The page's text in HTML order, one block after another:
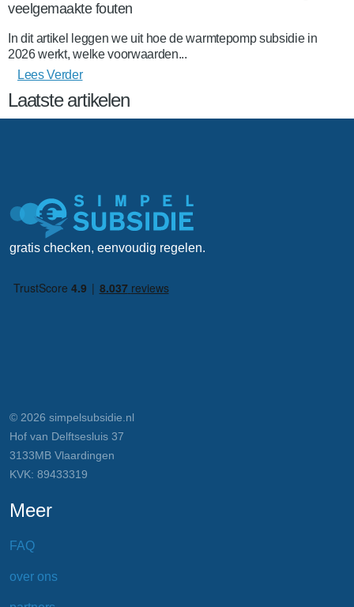
Laatste artikelen
veelgemaakte fouten
In dit artikel leggen we uit hoe de warmtepomp subsidie in
2026 werkt, welke voorwaarden...
Lees Verder
gratis checken, eenvoudig regelen.
© 2026 simpelsubsidie.nl
Hof van Delftsesluis 37
3133MB Vlaardingen
KVK: 89433319
Meer
FAQ
over ons